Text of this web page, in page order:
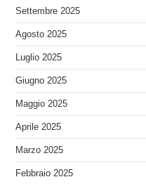
Settembre 2025
Agosto 2025
Luglio 2025
Giugno 2025
Maggio 2025
Aprile 2025
Marzo 2025
Febbraio 2025